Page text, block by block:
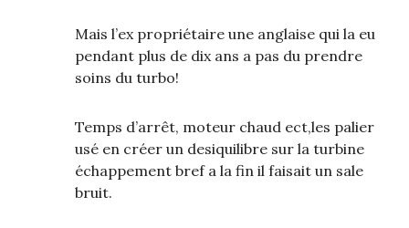
Mais l’ex propriétaire une anglaise qui la eu
pendant plus de dix ans a pas du prendre
soins du turbo!
Temps d’arrêt, moteur chaud ect,les palier
usé en créer un desiquilibre sur la turbine
échappement bref a la fin il faisait un sale
bruit.